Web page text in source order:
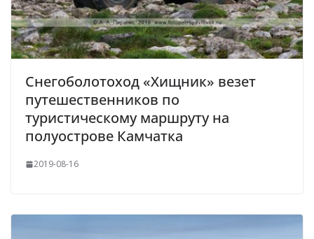
Снегоболотоход «Хищник» везет
путешественников по
туристическому маршруту на
полуострове Камчатка
2019-08-16